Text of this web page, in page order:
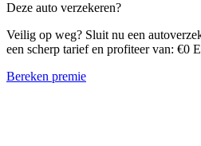
Deze auto verzekeren?
Veilig op weg? Sluit nu een
een scherp tarief en profiteer van: €0
Bereken premie